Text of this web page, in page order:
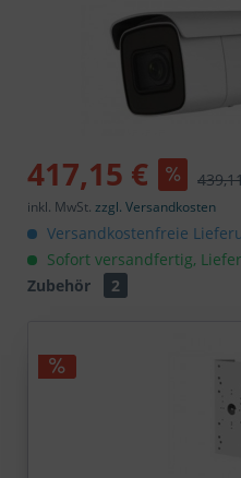
417,15 €
inkl. MwSt. zzgl. Versandkosten
Versandkostenfreie
Sofort versandfertig,
Zubehör
2